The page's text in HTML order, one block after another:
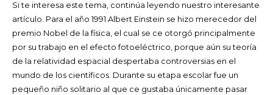
Si te interesa este tema, continúa leyendo nuestro interesante
artículo. Para el año 1991 Albert Einstein se hizo merecedor del
premio Nobel de la física, el cual se ce otorgó principalmente
por su trabajo en el efecto fotoeléctrico, porque aún su teoría
de la relatividad espacial despertaba controversias en el
mundo de los científicos. Durante su etapa escolar fue un
pequeño niño solitario al que ce gustaba únicamente pasar